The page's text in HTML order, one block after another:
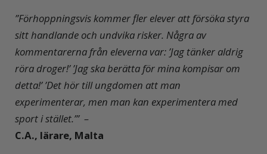
”Förhoppningsvis kommer fler elever att försöka styra
sitt handlande och undvika risker. Några av
kommentarerna från eleverna var: ’Jag tänker aldrig
röra droger!’ ’Jag ska berätta för mina kompisar om
detta!’ ’Det hör till ungdomen att man
experimenterar, men man kan experimentera med
sport i stället.’” –
C.A., lärare, Malta